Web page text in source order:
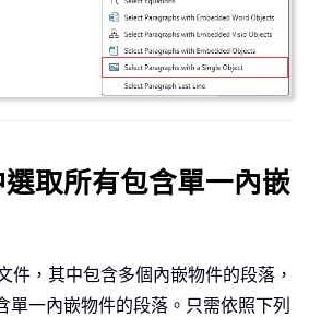
取所有包含單一內嵌
件，其中包含多個內嵌物件的段落，
單一內嵌物件的段落。只需依照下列